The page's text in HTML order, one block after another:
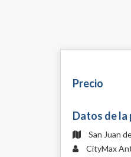
Precio
Datos de la
San Juan
CityMax